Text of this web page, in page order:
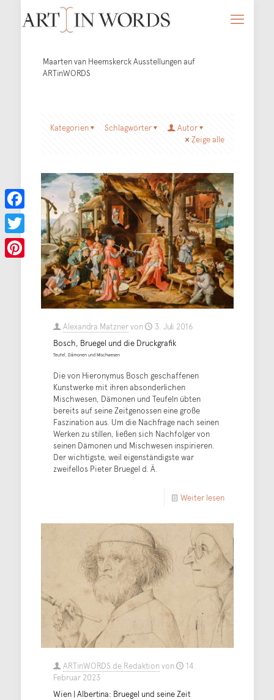
Maarten van Heemskerck Ausstellungen auf
ARTinWORDS
Kategorien Schlagwörter
Autor
Zeige alle
Alexandra Matznervon
3. Juli 2016
Bosch, Bruegel und die Druckgrafik
Teufel, Dämonen und Mischwesen
Die von Hieronymus Bosch geschaffenen
Kunstwerke mit ihren absonderlichen
Mischwesen, Dämonen und Teufeln übten
bereits auf seine Zeitgenossen eine große
Faszination aus. Um die Nachfrage nach seinen
Werken zu stillen, ließen sich Nachfolger von
seinen Dämonen und Mischwesen inspirieren.
Der wichtigste, weil eigenständigste war
zweifellos Pieter Bruegel d. Ä.
Weiter lesen
ARTinWORDS.de Redaktionvon
14.
Februar 2023
Wien | Albertina: Bruegel und seine Zeit
Facebook
Twitter